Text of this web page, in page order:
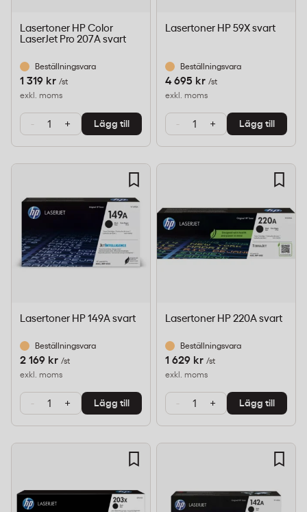
Lasertoner HP Color
LaserJet Pro 207A svart
Beställningsvara
1 319 kr /st
exkl. moms
- + Lägg till
Lasertoner HP 59X svart
Beställningsvara
4 695 kr /st
exkl. moms
- + Lägg till
Lasertoner HP 149A svart
Beställningsvara
2 169 kr /st
exkl. moms
- + Lägg till
Lasertoner HP 220A svart
Beställningsvara
1 629 kr /st
exkl. moms
- + Lägg till